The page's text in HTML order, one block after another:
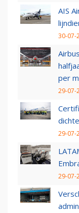
AIS
30-07-
per
29-07-
29-07-
29-07-